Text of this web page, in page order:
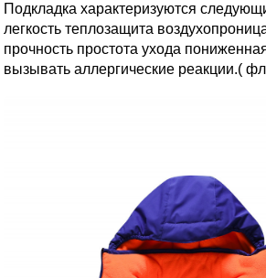
Подкладка характеризуются
легкость теплозащита
прочность простота ухода
вызывать аллергические реакции.(